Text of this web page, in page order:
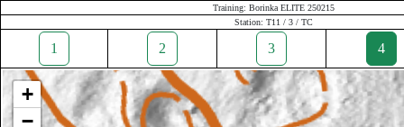
Training: Borinka ELITE 250215
Station: T11 / 3 / TC
1 2 3 4
+
−